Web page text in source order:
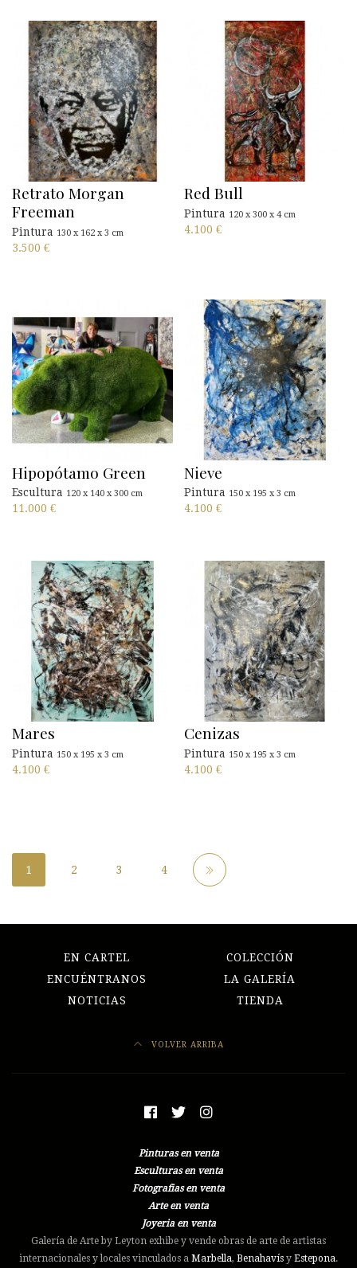
Retrato Morgan
Freeman
Pintura 130 x 162 x 3 cm
3.500 €
Red Bull
Pintura 120 x 300 x 4 cm
4.100 €
Hipopótamo Green
Escultura 120 x 140 x 300 cm
11.000 €
Nieve
Pintura 150 x 195 x 3 cm
4.100 €
Mares
Pintura 150 x 195 x 3 cm
4.100 €
Cenizas
Pintura 150 x 195 x 3 cm
4.100 €
1 2 3 4
EN CARTEL
COLECCIÓN
ENCUÉNTRANOS
LA GALERÍA
NOTICIAS
TIENDA
VOLVER ARRIBA
Pinturas en venta
Esculturas en venta
Fotografias en venta
Arte en venta
Joyeria en venta
Galería de Arte by Leyton exhibe y vende obras de arte de artistas
internacionales y locales vinculados a Marbella, Benahavís y Estepona.